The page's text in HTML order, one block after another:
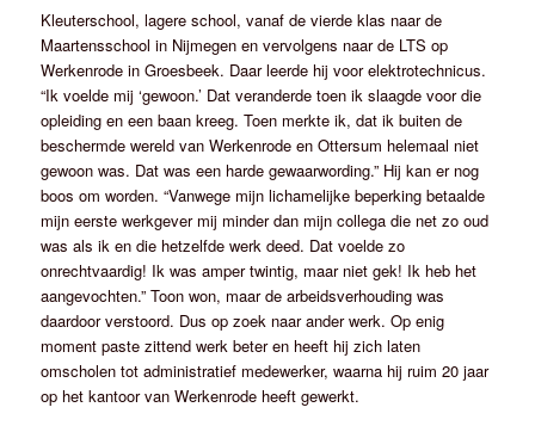
Kleuterschool, lagere school, vanaf de vierde klas naar de
Maartensschool in Nijmegen en vervolgens naar de LTS op
Werkenrode in Groesbeek. Daar leerde hij voor elektrotechnicus.
“Ik voelde mij ‘gewoon.’ Dat veranderde toen ik slaagde voor die
opleiding en een baan kreeg. Toen merkte ik, dat ik buiten de
beschermde wereld van Werkenrode en Ottersum helemaal niet
gewoon was. Dat was een harde gewaarwording.” Hij kan er nog
boos om worden. “Vanwege mijn lichamelijke beperking betaalde
mijn eerste werkgever mij minder dan mijn collega die net zo oud
was als ik en die hetzelfde werk deed. Dat voelde zo
onrechtvaardig! Ik was amper twintig, maar niet gek! Ik heb het
aangevochten.” Toon won, maar de arbeidsverhouding was
daardoor verstoord. Dus op zoek naar ander werk. Op enig
moment paste zittend werk beter en heeft hij zich laten
omscholen tot administratief medewerker, waarna hij ruim 20 jaar
op het kantoor van Werkenrode heeft gewerkt.